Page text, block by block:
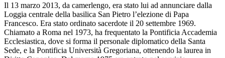
Il 13 marzo 2013, da camerlengo, era stato lui ad annunciare dalla
Loggia centrale della basilica San Pietro l’elezione di Papa
Francesco. Era stato ordinato sacerdote il 20 settembre 1969.
Chiamato a Roma nel 1973, ha frequentato la Pontificia Accademia
Ecclesiastica, dove si forma il personale diplomatico della Santa
Sede, e la Pontificia Università Gregoriana, ottenendo la laurea in